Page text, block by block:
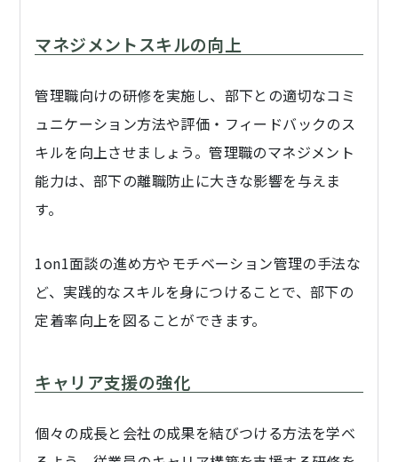
マネジメントスキルの向上
管理職向けの研修を実施し、部下との適切なコミ
ュニケーション方法や評価・フィードバックのス
キルを向上させましょう。管理職のマネジメント
能力は、部下の離職防止に大きな影響を与えま
す。
1on1面談の進め方やモチベーション管理の手法な
ど、実践的なスキルを身につけることで、部下の
定着率向上を図ることができます。
キャリア支援の強化
個々の成長と会社の成果を結びつける方法を学べ